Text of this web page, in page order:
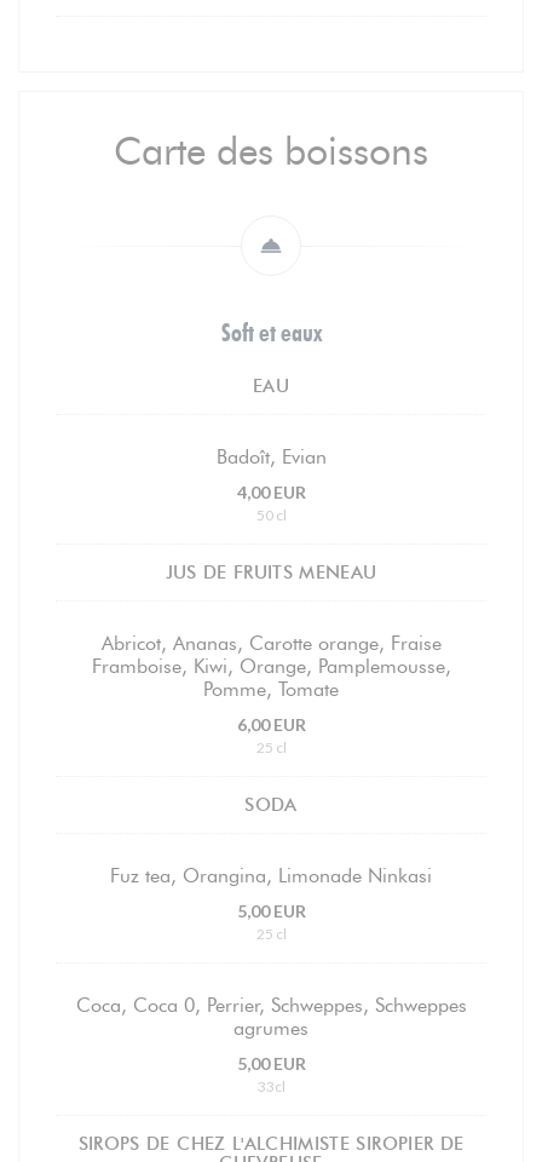
Carte des boissons
Soft et eaux
EAU
Badoît, Evian
4,00 EUR
50 cl
JUS DE FRUITS MENEAU
Abricot, Ananas, Carotte orange, Fraise
Framboise, Kiwi, Orange, Pamplemousse,
Pomme, Tomate
6,00 EUR
25 cl
SODA
Fuz tea, Orangina, Limonade Ninkasi
5,00 EUR
25 cl
Coca, Coca 0, Perrier, Schweppes, Schweppes
agrumes
5,00 EUR
33cl
SIROPS DE CHEZ L'ALCHIMISTE SIROPIER DE